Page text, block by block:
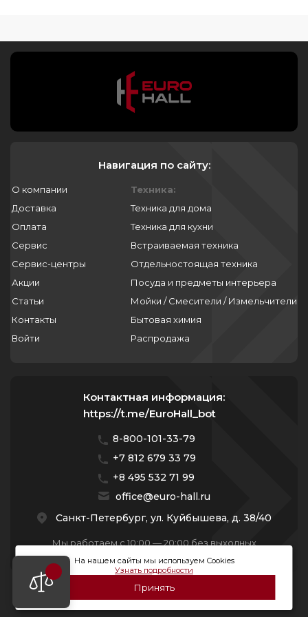
Навигация по сайту:
О компании
Доставка
Оплата
Сервис
Сервис-центры
Акции
Статьи
Контакты
Войти
Техника:
Техника для дома
Техника для кухни
Встраиваемая техника
Отдельностоящая техника
Посуда и предметы интерьера
Мойки / Смесители / Измельчители
Бытовая химия
Распродажа
Контактная информация:
https://t.me/EuroHall_bot
8-800-101-33-79
+7 812 679 33 79
+8 495 532 71 99
office@euro-hall.ru
Санкт-Петербург, ул. Куйбышева, д. 38/40
Мы работаем с 10:00 — 20:00 без выходных
© 2026 Премиум Групп. Все права защищены.
На нашем сайты мы используем Cookies
Узнать подробности
Принять